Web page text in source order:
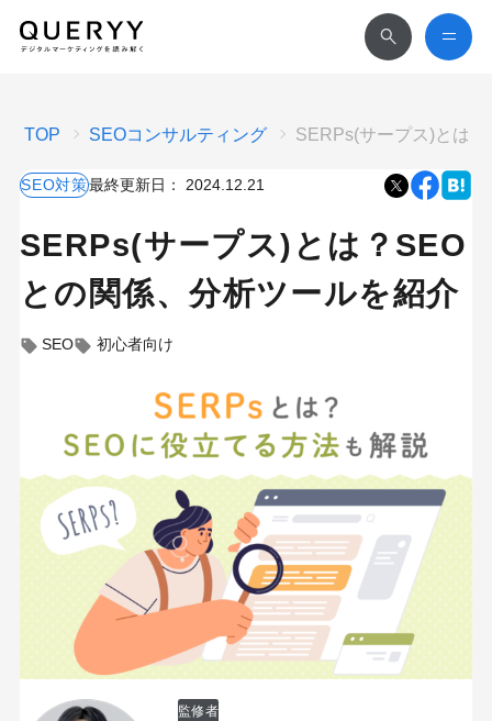
TOP SEOコンサルティング SERPs(サープス)とは
SEO対策最終更新日： 2024.12.21
SERPs(サープス)とは？SEO
との関係、分析ツールを紹介
SEO 初心者向け
監修者